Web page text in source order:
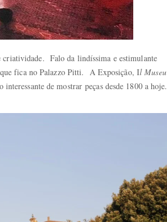
criatividade. Falo da lindíssima e estimulante
fica no Palazzo Pitti. A Exposição, Il Museu
de mostrar peças desde 1800 a hoje.